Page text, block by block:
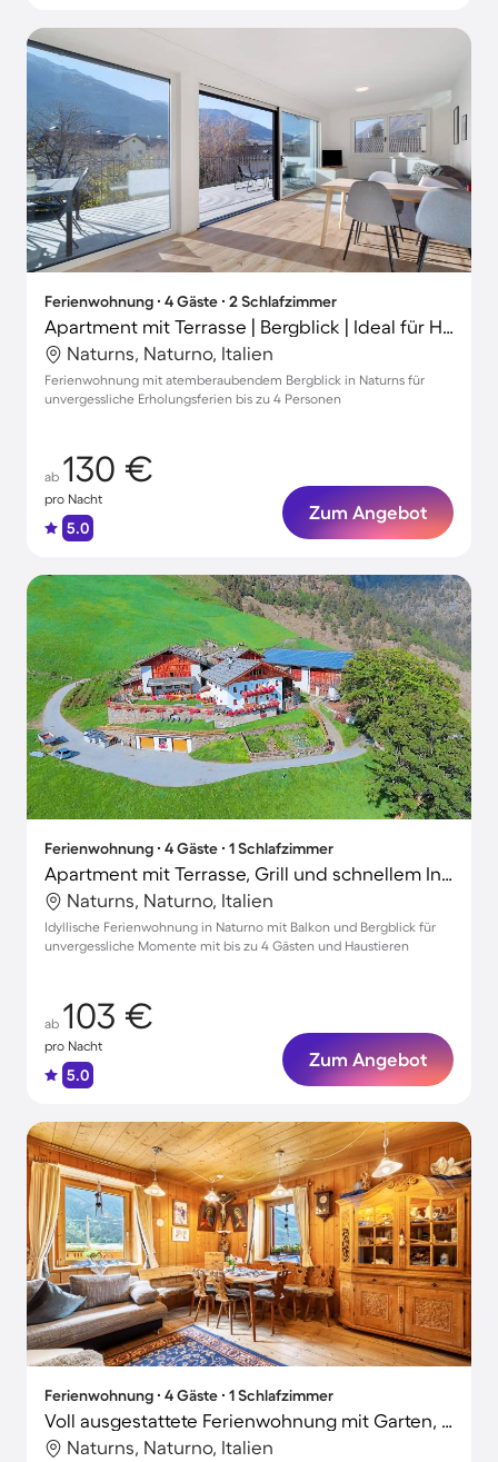
Ferienwohnung ∙ 4 Gäste ∙ 2 Schlafzimmer
Apartment mit Terrasse | Bergblick | Ideal für Homeoffice
Naturns, Naturno, Italien
Ferienwohnung mit atemberaubendem Bergblick in Naturns für
unvergessliche Erholungsferien bis zu 4 Personen
ab 130 €
pro Nacht
5.0
Zum Angebot
Ferienwohnung ∙ 4 Gäste ∙ 1 Schlafzimmer
Apartment mit Terrasse, Grill und schnellem Internet | Gartenblick
Naturns, Naturno, Italien
Idyllische Ferienwohnung in Naturno mit Balkon und Bergblick für
unvergessliche Momente mit bis zu 4 Gästen und Haustieren
ab 103 €
pro Nacht
5.0
Zum Angebot
Ferienwohnung ∙ 4 Gäste ∙ 1 Schlafzimmer
Voll ausgestattete Ferienwohnung mit Garten, beheiztem Pool und Terrasse | Bergblick | Haustierfreundlich
Naturns, Naturno, Italien